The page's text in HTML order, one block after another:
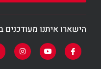
הישארו איתנו